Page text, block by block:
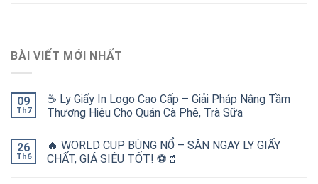
BÀI VIẾT MỚI NHẤT
09
Th7
☕ Ly Giấy In Logo Cao Cấp – Giải Pháp Nâng Tầm
Thương Hiệu Cho Quán Cà Phê, Trà Sữa
26
Th6
🔥 WORLD CUP BÙNG NỔ – SĂN NGAY LY GIẤY
CHẤT, GIÁ SIÊU TỐT! ⚽🥤